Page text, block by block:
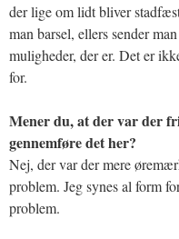
der lige om lidt bliver
man barsel, ellers sender
muligheder, der er. Det er
for.
Mener du, at der var der
gennemføre det her?
Nej, der var der mere
problem. Jeg synes al form
problem.